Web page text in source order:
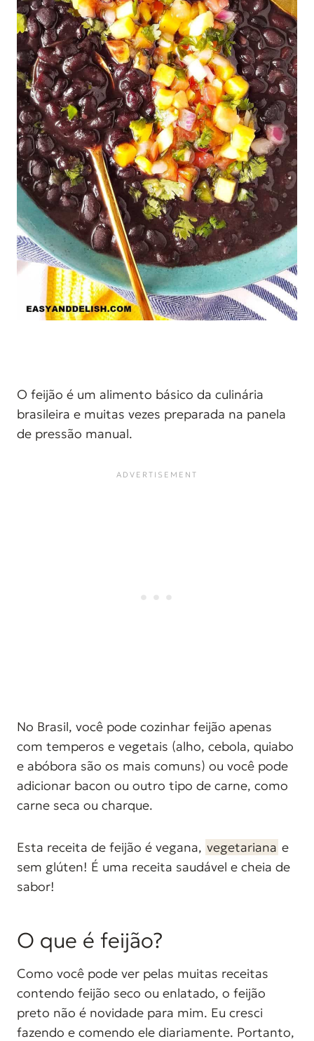
O feijão é um alimento básico da culinária
brasileira e muitas vezes preparada na panela
de pressão manual.
No Brasil, você pode cozinhar feijão apenas
com temperos e vegetais (alho, cebola, quiabo
e abóbora são os mais comuns) ou você pode
adicionar bacon ou outro tipo de carne, como
carne seca ou charque.
Esta receita de feijão é vegana, vegetariana e
sem glúten! É uma receita saudável e cheia de
sabor!
O que é feijão?
Como você pode ver pelas muitas receitas
contendo feijão seco ou enlatado, o feijão
preto não é novidade para mim. Eu cresci
fazendo e comendo ele diariamente. Portanto,